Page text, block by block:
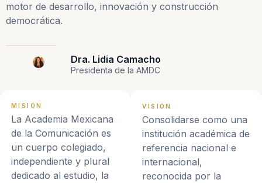
motor de desarrollo, innovación y construcción
democrática.
Dra. Lidia Camacho
Presidenta de la AMDC
MISIÓN
La Academia Mexicana
de la Comunicación es
un cuerpo colegiado,
independiente y plural
dedicado al estudio, la
VISIÓN
Consolidarse como una
institución académica de
referencia nacional e
internacional,
reconocida por la